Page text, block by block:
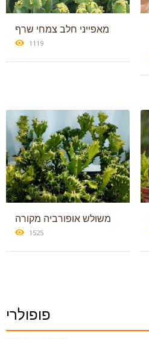
מאפייני חלב צמחי שרף
1119
משולש אופורביה מקורה
1525
פופולרי